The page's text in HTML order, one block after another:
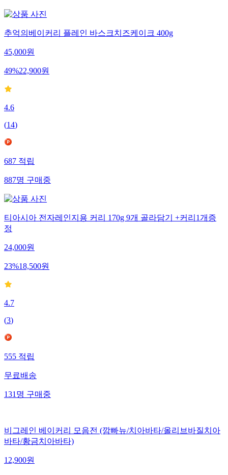
추억의베이커리 플레인 바스크치즈케이크 400g
45,000원
49%22,900원
4.6
(14)
687 적립
887명 구매중
티아시아 전자레인지용 커리 170g 9개 골라담기 +커리1개증
정
24,000원
23%18,500원
4.7
(3)
555 적립
무료배송
131 명 구매중
비그레인 베이커리 모음전 (깜빠뉴/치아바타/올리브바질치아
바타/황금치아바타)
12,900원